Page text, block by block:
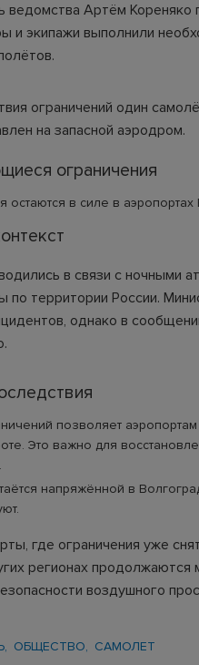
ведомства Артём Кореняко
и экипажи выполнили
ограничений один
на запасной аэродром.
ограничения
остаются в силе в
в связи с ночными
по территории России.
однако в
позволяет
Это важно для
напряжённой в
где ограничения уже
регионах
воздушного
ОБЩЕСТВО САМОЛЕТ